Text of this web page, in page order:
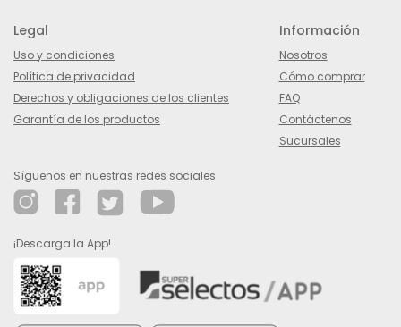
Legal
Uso y condiciones
Política de privacidad
Derechos y obligaciones de los clientes
Garantía de los productos
Información
Nosotros
Cómo comprar
FAQ
Contáctenos
Sucursales
Síguenos en nuestras redes sociales
¡Descarga la App!